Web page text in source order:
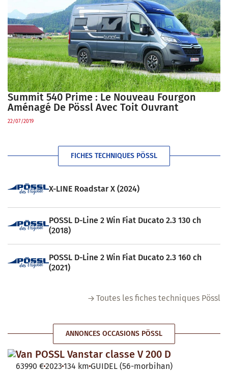
Summit 540 Prime : Le Nouveau Fourgon
Aménagé De Pössl Avec Toit Ouvrant
22/07/2019
FICHES TECHNIQUES PÖSSL
X-LINE Roadstar X (2024)
POSSL D-Line 2 Win Fiat Ducato 2.3 130 ch
(2018)
POSSL D-Line 2 Win Fiat Ducato 2.3 160 ch
(2021)
Toutes les fiches techniques Pössl
ANNONCES OCCASIONS PÖSSL
Van POSSL Vanstar classe V 200 D
63990 €2023 134 km GUIDEL (56-morbihan)